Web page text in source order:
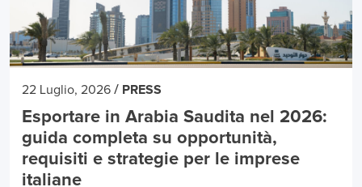
22 Luglio, 2026 / PRESS
Esportare in Arabia Saudita nel 2026:
guida completa su opportunità,
requisiti e strategie per le imprese
italiane